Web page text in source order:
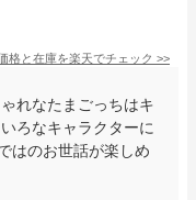
格と在庫を楽天でチェック >>
れなたまごっちはキ
ろなキャラクターに
はのお世話が楽しめ